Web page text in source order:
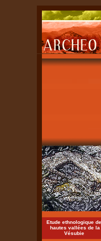
Etude ethnologique
hautes vallées de la
Vésubie